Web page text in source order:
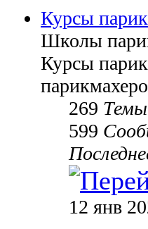
Курсы
Школы
Курсы
269 Темы
599
12 янв